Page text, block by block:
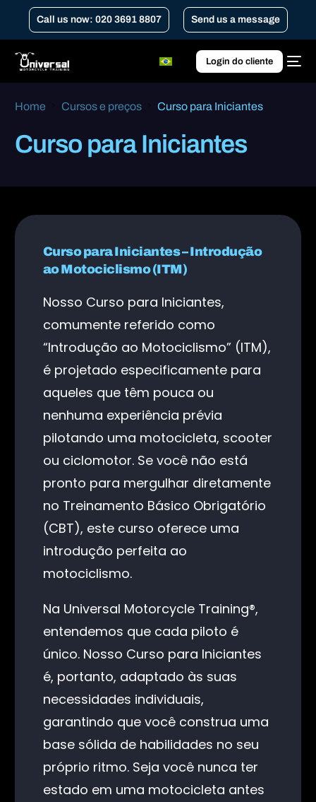
Call us now: 020 3691 8807 Send us a message
Login do cliente
Home Cursos e preços Curso para Iniciantes
Curso para Iniciantes
Curso para Iniciantes – Introdução
ao Motociclismo (ITM)
Nosso Curso para Iniciantes,
comumente referido como
“Introdução ao Motociclismo” (ITM),
é projetado especificamente para
aqueles que têm pouca ou
nenhuma experiência prévia
pilotando uma motocicleta, scooter
ou ciclomotor. Se você não está
pronto para mergulhar diretamente
no Treinamento Básico Obrigatório
(CBT), este curso oferece uma
introdução perfeita ao
motociclismo.
Na Universal Motorcycle Training®,
entendemos que cada piloto é
único. Nosso Curso para Iniciantes
é, portanto, adaptado às suas
necessidades individuais,
garantindo que você construa uma
base sólida de habilidades no seu
próprio ritmo. Seja você nunca ter
estado em uma motocicleta antes